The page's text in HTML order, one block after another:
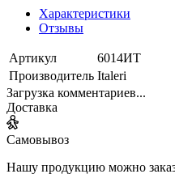
Характеристики
Отзывы
Артикул
6014ИТ
Производитель Italeri
Загрузка комментариев...
Доставка
Самовывоз
Нашу продукцию можно